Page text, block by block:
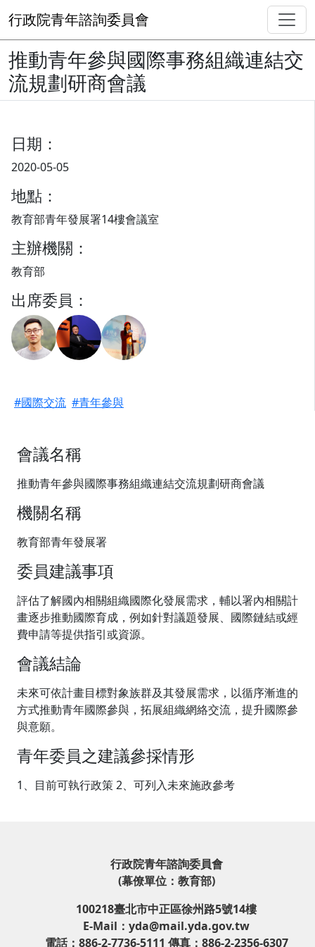
行政院青年諮詢委員會
推動青年參與國際事務組織連結交
流規劃研商會議
日期：
2020-05-05
地點：
教育部青年發展署14樓會議室
主辦機關：
教育部
出席委員：
#國際交流 #青年參與
會議名稱
推動青年參與國際事務組織連結交流規劃研商會議
機關名稱
教育部青年發展署
委員建議事項
評估了解國內相關組織國際化發展需求，輔以署內相關計
畫逐步推動國際育成，例如針對議題發展、國際鏈結或經
費申請等提供指引或資源。
會議結論
未來可依計畫目標對象族群及其發展需求，以循序漸進的
方式推動青年國際參與，拓展組織網絡交流，提升國際參
與意願。
青年委員之建議參採情形
1、目前可執行政策 2、可列入未來施政參考
行政院青年諮詢委員會
(幕僚單位：教育部)
100218臺北市中正區徐州路5號14樓
E-Mail：yda@mail.yda.gov.tw
電話：886-2-7736-5111 傳真：886-2-2356-6307